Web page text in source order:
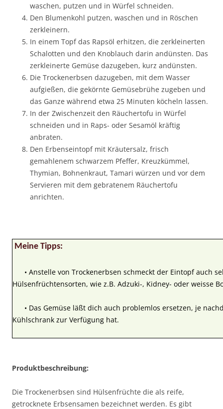
waschen, putzen und in Würfel schneiden.
Den Blumenkohl putzen, waschen und in Röschen
zerkleinern.
In einem Topf das Rapsöl erhitzen, die zerkleinerten
Schalotten und den Knoblauch darin andünsten. Das
zerkleinerte Gemüse dazugeben, kurz andünsten.
Die Trockenerbsen dazugeben, mit dem Wasser
aufgießen, die gekörnte Gemüsebrühe zugeben und
das Ganze während etwa 25 Minuten köcheln lassen.
In der Zwischenzeit den Räuchertofu in Würfel
schneiden und in Raps- oder Sesamöl kräftig
anbraten.
Den Erbenseintopf mit Kräutersalz, frisch
gemahlenem schwarzem Pfeffer, Kreuzkümmel,
Thymian, Bohnenkraut, Tamari würzen und vor dem
Servieren mit dem gebratenem Räuchertofu
anrichten.
Meine Tipps:
• Anstelle von Trockenerbsen schmeckt der Eintopf auch
Hülsenfrüchtensorten, wie z.B. Adzuki-, Kidney- oder weisse
• Das Gemüse läßt dich auch problemlos ersetzen, je
Kühlschrank zur Verfügung hat.
Produktbeschreibung:
Die Trockenerbsen sind Hülsenfrüchte die als reife,
getrocknete Erbsensamen bezeichnet werden. Es gibt